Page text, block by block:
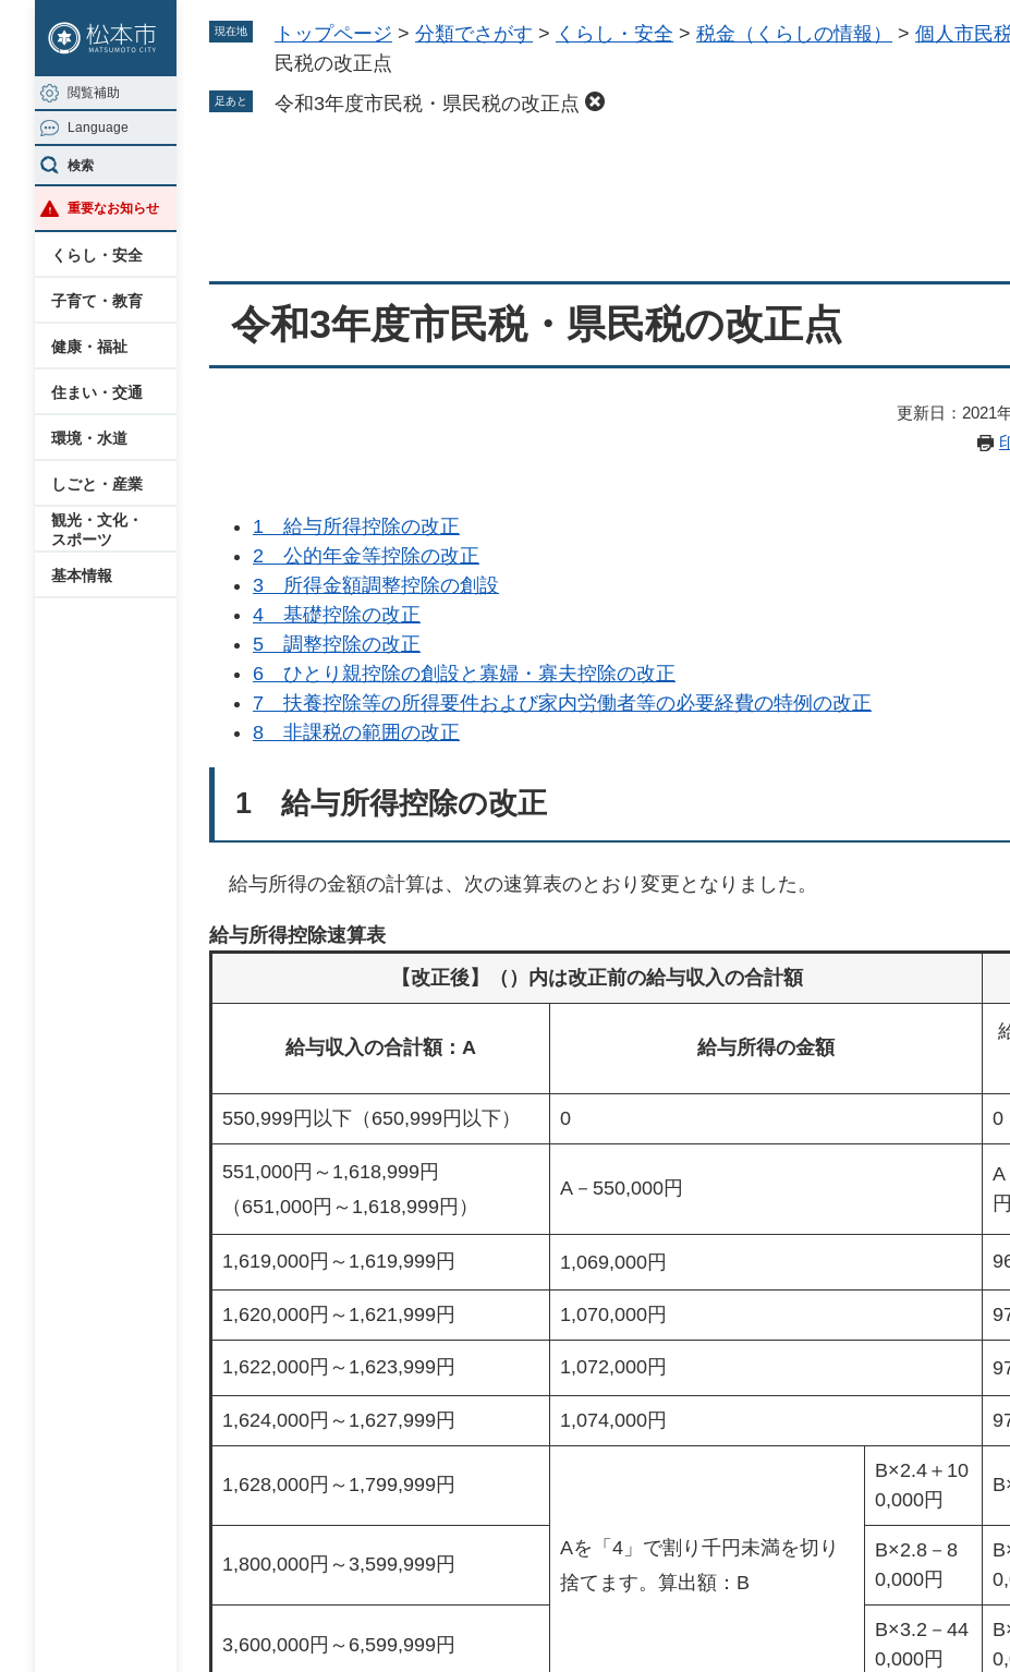
ジ
の
先
頭
で
す
ュ
ー
を
飛
ば
し
閲覧補助
Language
検索
重要なお知らせ
くらし・安全
子育て・教育
健康・福祉
住まい・交通
環境・水道
しごと・産業
観光・文化・
スポーツ
基本情報
現在地 トップページ > 分類でさがす > くらし・安全 > 税金（くらしの情報） > 個人市民
民税の改正点
足あと 令和3年度市民税・県民税の改正点
令和3年度市民税・県民税の改正点
更新日：2021
1 給与所得控除の改正
2 公的年金等控除の改正
3 所得金額調整控除の創設
4 基礎控除の改正
5 調整控除の改正
6 ひとり親控除の創設と寡婦・寡夫控除の改正
7 扶養控除等の所得要件および家内労働者等の必要経費の特例の改正
8 非課税の範囲の改正
1 給与所得控除の改正
給与所得の金額の計算は、次の速算表のとおり変更となりました。
給与所得控除速算表
【改正後】（）内は改正前の給与収入の合計額
給与収入の合計額：A 給与所得の金額
550,999円以下（650,999円以下） 0 0
551,000円～1,618,999円
（651,000円～1,618,999円）
A－550,000円
A
円
1,619,000円～1,619,999円 1,069,000円
1,620,000円～1,621,999円 1,070,000円
1,622,000円～1,623,999円 1,072,000円
1,624,000円～1,627,999円 1,074,000円
1,628,000円～1,799,999円
Aを「4」で割り千円未満を切り
捨てます。算出額：B
B×2.4＋10
0,000円
1,800,000円～3,599,999円
B×2.8－8
0,000円
3,600,000円～6,599,999円
B×3.2－44
0,000円